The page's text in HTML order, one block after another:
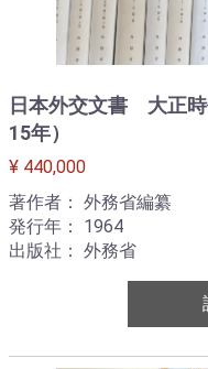
日本外交文書 大正
15年）
¥ 440,000
著作者： 外務省編纂
発行年： 1964
出版社： 外務省